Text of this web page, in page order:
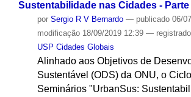
Sustentabilidade nas Cidades - Parte
por Sergio R V Bernardo — publicado06/
modificação18/09/2019 12:39 —
USP Cidades Globais
Alinhado aos Objetivos de
Sustentável (ODS) da ONU, o
Seminários "UrbanSus: